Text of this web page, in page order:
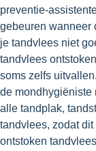
preventie-
gebeuren wanneer
je tandvlees niet
tandvlees
soms zelfs
de mondhygiëniste
alle tandplak,
tandvlees, zodat
ontstoken